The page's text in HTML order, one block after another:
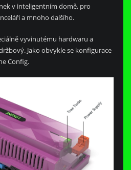
v inteligentním domě, pro
a mnoho dalšího.
vyvinutému hardwaru a
Jako obvykle se konfigurace
Config.